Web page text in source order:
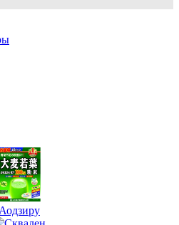
Аодзиру